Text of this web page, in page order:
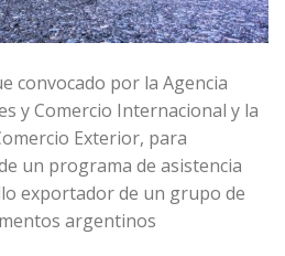
convocado por la Agencia
y Comercio Internacional y la
Exterior, para
un programa de asistencia
exportador de un grupo de
argentinos